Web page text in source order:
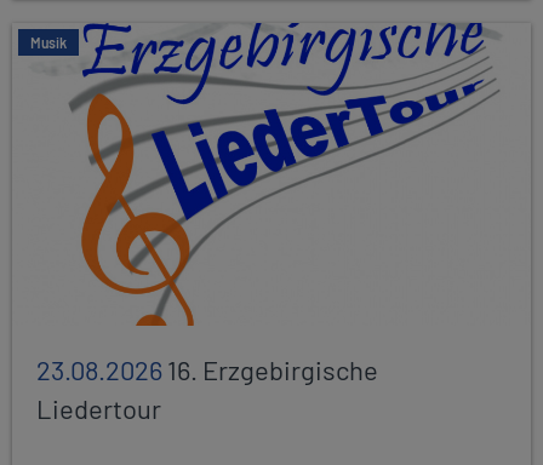
Musik
23.08.202616. Erzgebirgische
Liedertour